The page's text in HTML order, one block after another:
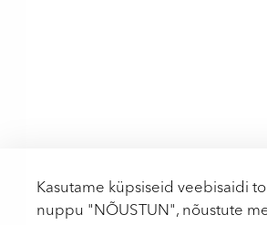
Kasutame küpsiseid veebisaidi
nuppu "NÕUSTUN", nõustute